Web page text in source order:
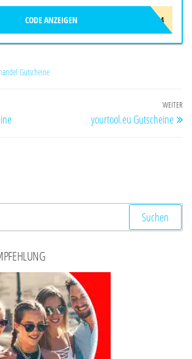
L9T5Y8S4
CODE ANZEIGEN
Gutscheine
WEITER
yourtool.eu Gutscheine